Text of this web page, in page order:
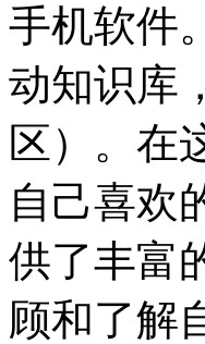
手机软件
动知识库
区）。在
自己喜欢
供了丰富
顾和了解